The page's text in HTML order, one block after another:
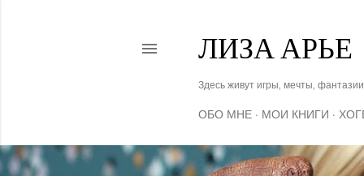
ЛИЗА
Здесь живут игры, мечты,
ОБО МНЕ МОИ КНИГИ